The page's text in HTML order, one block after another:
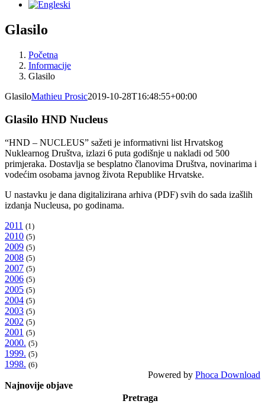
Glasilo
Početna
Informacije
Glasilo
GlasiloMathieu Prosic2019-10-28T16:48:55+00:00
Glasilo HND Nucleus
“HND – NUCLEUS” sažeti je informativni list Hrvatskog
Nuklearnog Društva, izlazi 6 puta godišnje u nakladi od 500
primjeraka. Dostavlja se besplatno članovima Društva, novinarima i
vodećim osobama javnog života Republike Hrvatske.
U nastavku je dana digitalizirana arhiva (PDF) svih do sada izašlih
izdanja Nucleusa, po godinama.
2011 (1)
2010 (5)
2009 (5)
2008 (5)
2007 (5)
2006 (5)
2005 (5)
2004 (5)
2003 (5)
2002 (5)
2001 (5)
2000. (5)
1999. (5)
1998. (6)
Powered by Phoca Download
Pretraga
Najnovije objave